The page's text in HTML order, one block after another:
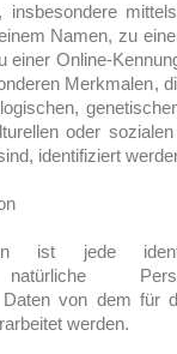
insbesondere
Namen, zu
einer Online-
Merkmalen,
oder
identifiziert
ist jede
natürliche
Daten von dem für
werden.